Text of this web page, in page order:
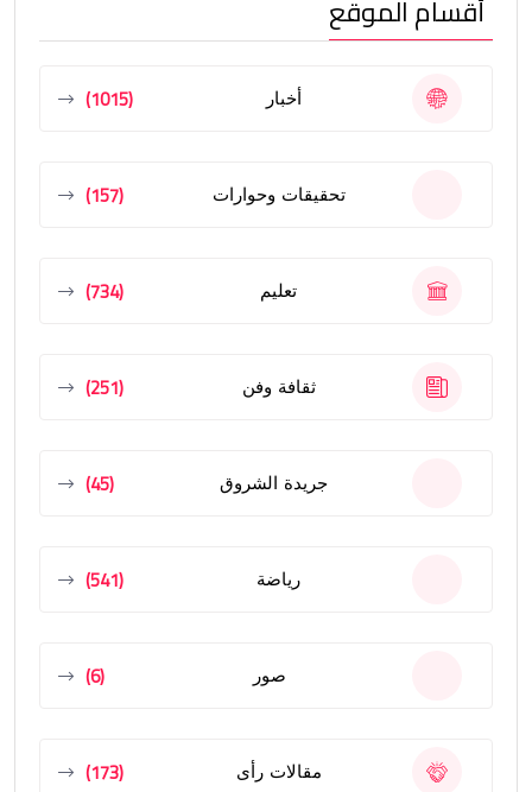
أقسام الموقع
أخبار (1015)
تحقيقات وحوارات (157)
تعليم (734)
ثقافة وفن (251)
جريدة الشروق (45)
رياضة (541)
صور (6)
مقالات رأى (173)